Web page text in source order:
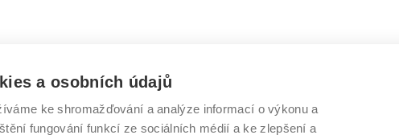
VYSOKÉ UČENÍ TECHNICKÉ V BRNĚ
a osobních údajů
ke shromažďování a analýze informací o výkonu a
fungování funkcí ze sociálních médií a ke zlepšení a